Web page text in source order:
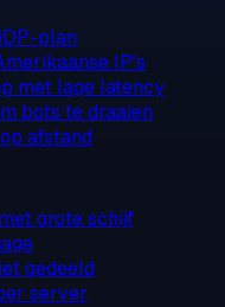
plan
IP's
met lage latency
bots te draaien
afstand
grote schijf
gedeeld
server